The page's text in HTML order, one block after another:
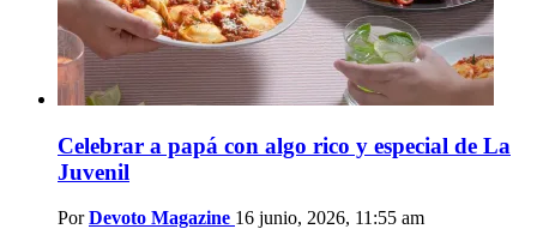
Celebrar a papá con algo rico y especial de La
Juvenil
Por Devoto Magazine 16 junio, 2026, 11:55 am